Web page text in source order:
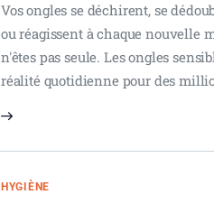
Vos ongles se déchirent, se
ou réagissent à chaque nouvelle
n'êtes pas seule. Les ongles
réalité quotidienne pour des
HYGIÈNE